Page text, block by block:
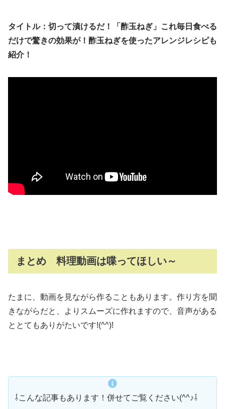
タイトル：切って漬けるだ！「酢玉ねぎ」これ毎日食べる
だけで驚きの効果が！酢玉ねぎを使ったアレンジレシピも
紹介！
まとめ 料理動画は喋ってほしい～
たまに、動画を見ながら作ることもあります。作り方を聞
きながらだと、よりスムーズに作れますので、音声がある
ととてもありがたいです!(^^)!
⇩こんな記事もあります！併せてご覧ください(^^♪⇩